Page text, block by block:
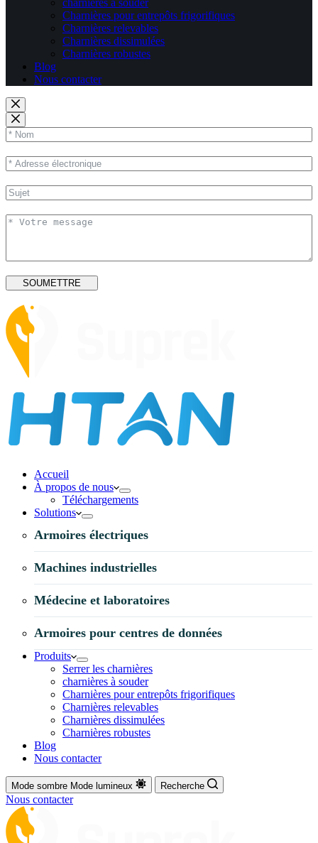
charnières à souder
Charnières pour entrepôts frigorifiques
Charnières relevables
Charnières dissimulées
Charnières robustes
Blog
Nous contacter
SOUMETTRE
Accueil
À propos de nous
Téléchargements
Solutions
Armoires électriques
Machines industrielles
Médecine et laboratoires
Armoires pour centres de données
Produits
Serrer les charnières
charnières à souder
Charnières pour entrepôts frigorifiques
Charnières relevables
Charnières dissimulées
Charnières robustes
Blog
Nous contacter
Mode sombre Mode lumineux Recherche
Nous contacter